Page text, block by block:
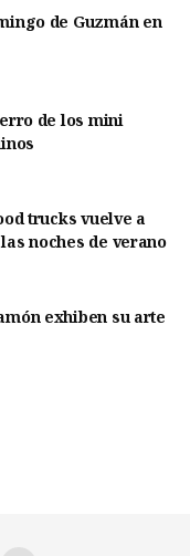
de Guzmán en
de los mini
trucks vuelve a
noches de verano
exhiben su arte